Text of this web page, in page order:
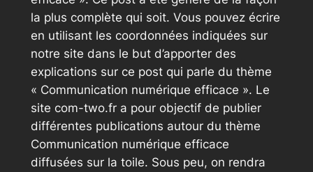
la plus complète qui soit. Vous pouvez écrire
en utilisant les coordonnées indiquées sur
notre site dans le but d’apporter des
explications sur ce post qui parle du thème
« Communication numérique efficace ». Le
site com-two.fr a pour objectif de publier
différentes publications autour du thème
Communication numérique efficace
diffusées sur la toile. Sous peu, on rendra